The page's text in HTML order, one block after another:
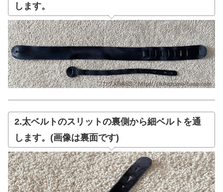
します。
2.太ベルトのスリットの裏側から細ベルトを通
します。(画像は裏面です)